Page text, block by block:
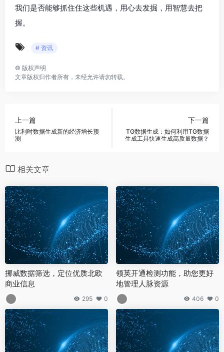
我们是否能够抓住住这些机遇，用心去发掘，用智慧去把
握。
# 资讯
© 版权声明
文章版权归作者所有，未经允许请勿转载。
上一篇
比利时数据生成新的经济增长预
测
下一篇
TG数据生成：如何利用TG数据
生成工具快速生成高质量数据？
相关文章
挪威数据筛选，定位优质北欧
商业信息
295 0
领英开通检测功能，助您更好
地管理人脉资源
406 0